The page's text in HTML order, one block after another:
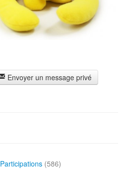
Envoyer un message privé
Participations (586)